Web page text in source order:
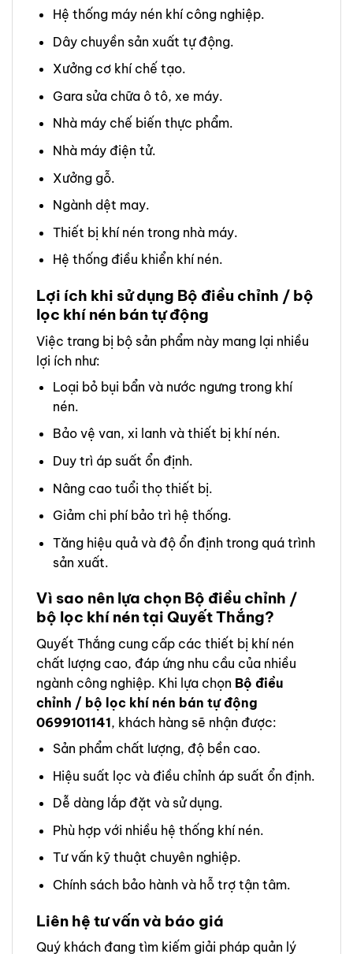
Hệ thống máy nén khí công nghiệp.
Dây chuyền sản xuất tự động.
Xưởng cơ khí chế tạo.
Gara sửa chữa ô tô, xe máy.
Nhà máy chế biến thực phẩm.
Nhà máy điện tử.
Xưởng gỗ.
Ngành dệt may.
Thiết bị khí nén trong nhà máy.
Hệ thống điều khiển khí nén.
Lợi ích khi sử dụng Bộ điều chỉnh / bộ
lọc khí nén bán tự động
Việc trang bị bộ sản phẩm này mang lại nhiều
lợi ích như:
Loại bỏ bụi bẩn và nước ngưng trong khí
nén.
Bảo vệ van, xi lanh và thiết bị khí nén.
Duy trì áp suất ổn định.
Nâng cao tuổi thọ thiết bị.
Giảm chi phí bảo trì hệ thống.
Tăng hiệu quả và độ ổn định trong quá trình
sản xuất.
Vì sao nên lựa chọn Bộ điều chỉnh /
bộ lọc khí nén tại Quyết Thắng?
Quyết Thắng cung cấp các thiết bị khí nén
chất lượng cao, đáp ứng nhu cầu của nhiều
ngành công nghiệp. Khi lựa chọn Bộ điều
chỉnh / bộ lọc khí nén bán tự động
0699101141, khách hàng sẽ nhận được:
Sản phẩm chất lượng, độ bền cao.
Hiệu suất lọc và điều chỉnh áp suất ổn định.
Dễ dàng lắp đặt và sử dụng.
Phù hợp với nhiều hệ thống khí nén.
Tư vấn kỹ thuật chuyên nghiệp.
Chính sách bảo hành và hỗ trợ tận tâm.
Liên hệ tư vấn và báo giá
Quý khách đang tìm kiếm giải pháp quản lý